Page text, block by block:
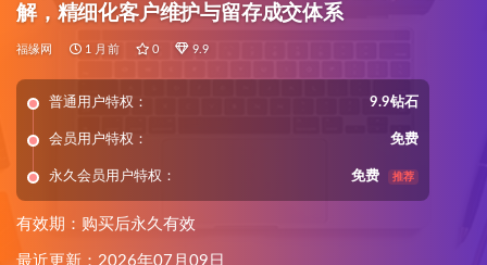
解，精细化客户维护与留存成交体系
福缘网 1 月前 0 9.9
普通用户特权： 9.9钻石
会员用户特权： 免费
永久会员用户特权： 免费 推荐
有效期：购买后永久有效
最近更新：2026年07月09日